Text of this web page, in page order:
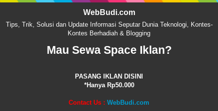
WebBudi.com
Tips, Trik, Solusi dan Update Informasi Seputar Dunia Teknologi, Kontes-
Kontes Berhadiah & Blogging
Mau Sewa Space Iklan?
PASANG IKLAN DISINI
*Hanya Rp50.000
Contact Us : WebBudi.com